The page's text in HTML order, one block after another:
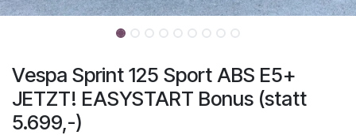
Vespa Sprint 125 Sport ABS E5+
JETZT! EASYSTART Bonus (statt
5.699,-)